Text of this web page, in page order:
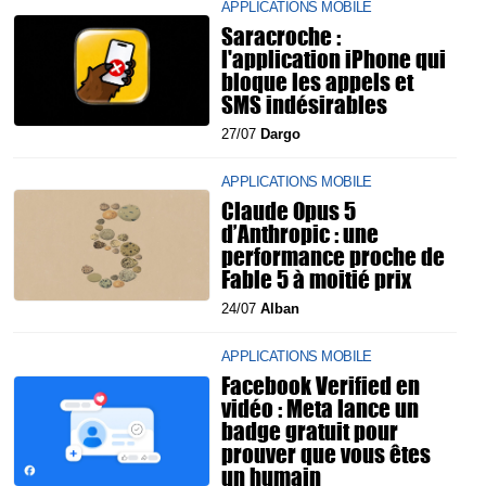
APPLICATIONS MOBILE
Saracroche :
l'application iPhone qui
bloque les appels et
SMS indésirables
27/07 Dargo
APPLICATIONS MOBILE
Claude Opus 5
d’Anthropic : une
performance proche de
Fable 5 à moitié prix
24/07 Alban
APPLICATIONS MOBILE
Facebook Verified en
vidéo : Meta lance un
badge gratuit pour
prouver que vous êtes
un humain